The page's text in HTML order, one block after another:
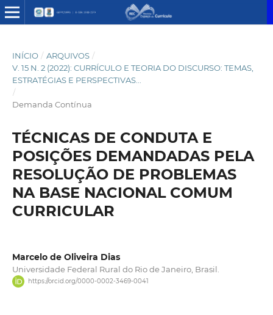
INÍCIO / ARQUIVOS /
V. 15 N. 2 (2022): CURRÍCULO E TEORIA DO DISCURSO: TEMAS,
ESTRATÉGIAS E PERSPECTIVAS...
/
Demanda Contínua
TÉCNICAS DE CONDUTA E
POSIÇÕES DEMANDADAS PELA
RESOLUÇÃO DE PROBLEMAS
NA BASE NACIONAL COMUM
CURRICULAR
Marcelo de Oliveira Dias
Universidade Federal Rural do Rio de Janeiro, Brasil.
https://orcid.org/0000-0002-3469-0041